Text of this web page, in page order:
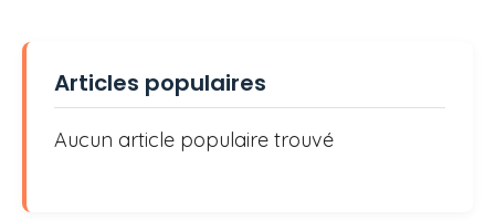
Articles populaires
Aucun article populaire trouvé